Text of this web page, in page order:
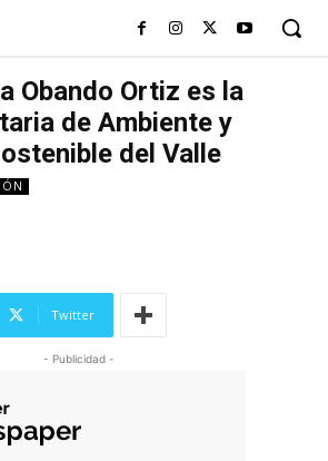
Obando Ortiz es la
de Ambiente y
del Valle
Twitter
- Publicidad -